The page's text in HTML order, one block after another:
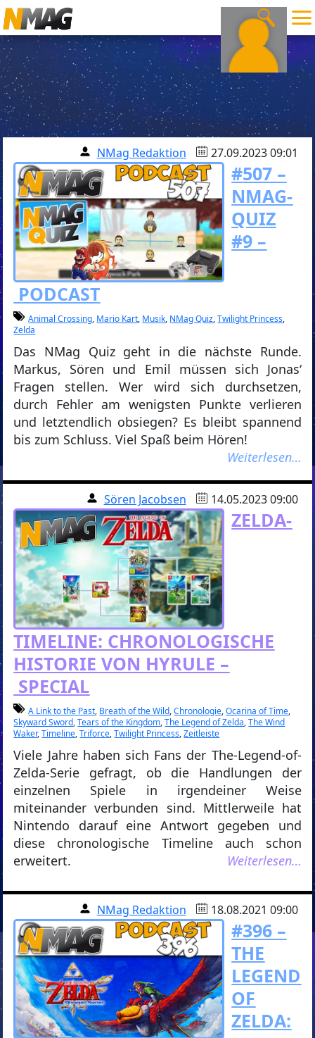
NMag Redaktion 27.09.2023 09:01
#507 –
NMAG-
QUIZ
#9 –
PODCAST
Animal Crossing, Mario Kart, Musik, NMag Quiz,Twilight Princess,
Zelda
Das NMag Quiz geht in die nächste Runde.
Markus, Sören und Emil müssen sich Jonas‘
Fragen stellen. Wer wird sich durchsetzen,
durch Fehler am wenigsten Punkte verlieren
und letztendlich obsiegen? Es bleibt spannend
bis zum Schluss. Viel Spaß beim Hören!
Weiterlesen…
Sören Jacobsen 14.05.2023 09:00
ZELDA-
TIMELINE: CHRONOLOGISCHE
HISTORIE VON HYRULE –
SPECIAL
A Link to the Past, Breath of the Wild,Chronologie,Ocarina of Time,
Skyward Sword,Tears of the Kingdom,The Legend of Zelda,The Wind
Waker,Timeline,Triforce,Twilight Princess,Zeitleiste
Viele Jahre haben sich Fans der The-Legend-of-
Zelda-Serie gefragt, ob die Handlungen der
einzelnen Spiele in irgendeiner Weise
miteinander verbunden sind. Mittlerweile hat
Nintendo darauf eine Antwort gegeben und
diese chronologische Timeline auch schon
erweitert.
Weiterlesen…
NMag Redaktion 18.08.2021 09:00
#396 –
THE
LEGEND
OF
ZELDA: